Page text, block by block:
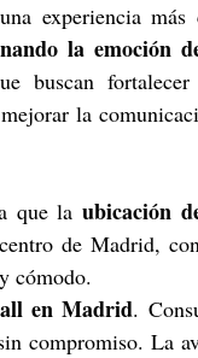
experiencia más
la emoción
buscan
la
que la ubicación
de Madrid,
cómodo.
en Madrid.
compromiso. La